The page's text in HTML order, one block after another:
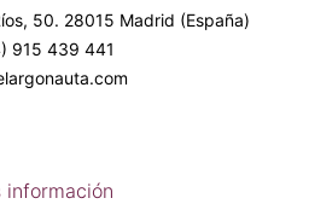
50. 28015 Madrid (España)
915 439 441
información